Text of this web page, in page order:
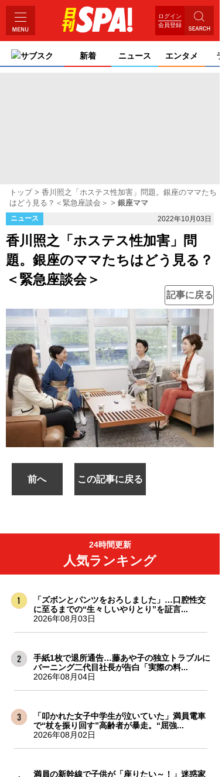
ログイン
会員登録
サブスク 新着 ニュース エンタメ
トップ
香川照之「ホステス性加害」問題。銀座のママたち
はどう見る？＜緊急座談会＞
銀座ママ
ニュース 2022年10月03日
香川照之「ホステス性加害」問
題。銀座のママたちはどう見る？
＜緊急座談会＞
記事に戻る
前へ この記事に戻る
24時間更新
人気ランキング
「ズボンとパンツをおろしました」…口腔性交
に至るまでの“生々しいやりとり”を証言...
2026年08月03日
手紙1枚で退所通告…藤あや子の独立トラブルに
バーニング二代目社長が告白「実際の料...
2026年08月04日
「叩かれた女子中学生が泣いていた」満員電車
で“杖を振り回す”高齢者が暴走。“屈強...
2026年08月02日
満員の新幹線で子供が「座りたい～！」迷惑家